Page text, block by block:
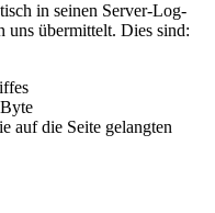
in seinen Server-Log-
uns übermittelt. Dies sind:
auf die Seite gelangten